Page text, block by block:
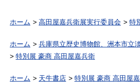
ホーム 高田屋嘉兵衛展実行委員会 特
ホーム
兵庫県立歴史博物館、洲本市立
特別展 豪商 高田屋嘉兵衛
ホーム 天牛書店 特別展 豪商 高田屋